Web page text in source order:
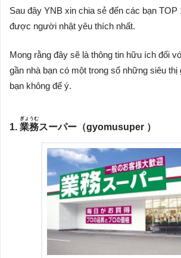
Sau đây YNB xin chia sẻ đến các bạn TOP
được người nhật yêu thích nhất.
Mong rằng đây sẽ là thông tin hữu ích đối
gần nhà bạn có một trong số những siêu
bạn không để ý.
1. 業務
ぎょうむ
スーパー（gyomusuper ）